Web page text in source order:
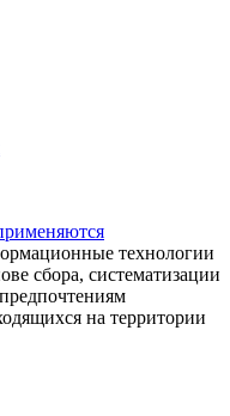
технологии
сбора, систематизации
на территории